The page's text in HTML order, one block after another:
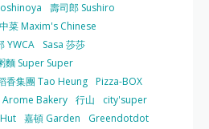
壽司郎 Sushiro
菜 Maxim's Chinese
YWCA
Sasa 莎莎
麵 Super Super
香集團 Tao Heung Pizza-BOX
Arome Bakery 行山
city'super
嘉頓 Garden
Greendotdot